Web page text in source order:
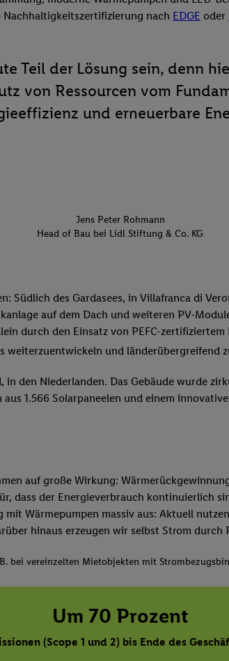
nach EDGE oder
Teil der Lösung sein, denn
von Ressourcen vom
und erneuerbare
Jens Peter Rohmann
Head of Bau bei Lidl Stiftung & Co. KG
Südlich des Gardasees, in Villafranca di
auf dem Dach und weiteren PV-
durch den Einsatz von PEFC-
weiterzuentwickeln und länderübergreifend
den Niederlanden. Das Gebäude wurde
1.566 Solarpaneelen und einem
auf große Wirkung:
dass der Energieverbrauch kontinuierlich
Wärmepumpen massiv aus: Aktuell
hinaus erzeugen wir selbst Strom
bei vereinzelten Mietobjekten mit
Um 70 Prozent
(Scope 1 und 2) bis Ende des